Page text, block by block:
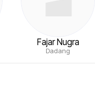
Fajar Nugra
Dadang